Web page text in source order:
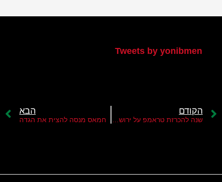
Tweets by yonibmen
הקודם הבא
חמאס מנסה להצית את הגדה